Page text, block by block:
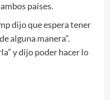
países.
dijo que espera tener
alguna manera”.
y dijo poder hacerlo